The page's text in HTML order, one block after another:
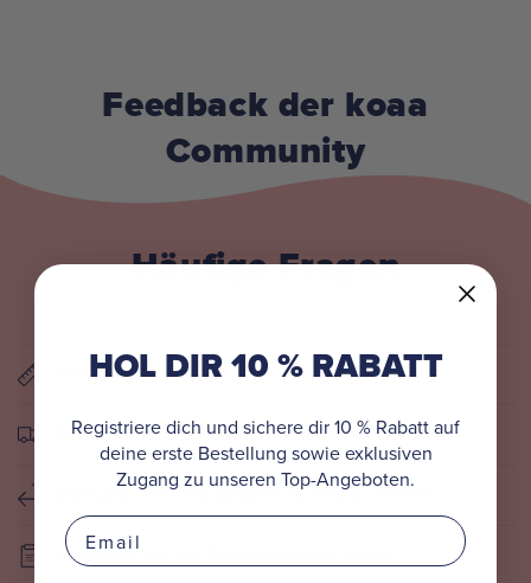
Feedback der koaa
Community
Häufige Fragen
Wie finde ich die richtige Größe?
Wie wird meine Bestellung versendet?
Wie kann ich eine Bestellung retournieren?
Wie kann ich ein Produkt reklamieren?
HOL DIR 10 % RABATT
Registriere dich und sichere dir 10 % Rabatt auf
deine erste Bestellung sowie exklusiven
Zugang zu unseren Top-Angeboten.
Email